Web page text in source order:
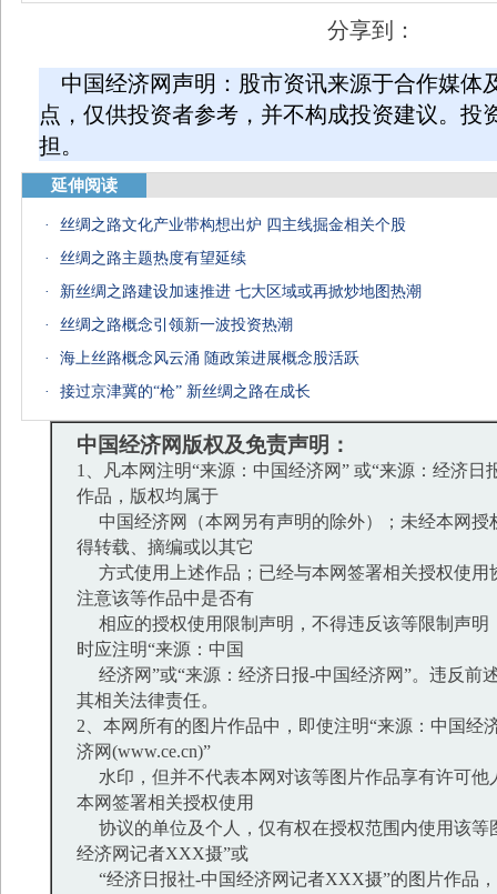
分享到：
中国经济网声明：股市资讯来源于合作媒体
点，仅供投资者参考，并不构成投资建议。投
担。
延伸阅读
·
丝绸之路文化产业带构想出炉 四主线掘金相关个股
·
丝绸之路主题热度有望延续
·
新丝绸之路建设加速推进 七大区域或再掀炒地图热潮
·
丝绸之路概念引领新一波投资热潮
·
海上丝路概念风云涌 随政策进展概念股活跃
·
接过京津冀的“枪” 新丝绸之路在成长
中国经济网版权及免责声明：
1、凡本网注明“来源：中国经济网” 或“来源：经济日
作品，版权均属于
中国经济网（本网另有声明的除外）；未经本网授
得转载、摘编或以其它
方式使用上述作品；已经与本网签署相关授权使用
注意该等作品中是否有
相应的授权使用限制声明，不得违反该等限制声明
时应注明“来源：中国
经济网”或“来源：经济日报-中国经济网”。违反前
其相关法律责任。
2、本网所有的图片作品中，即使注明“来源：中国经
济网(www.ce.cn)”
水印，但并不代表本网对该等图片作品享有许可他
本网签署相关授权使用
协议的单位及个人，仅有权在授权范围内使用该等
经济网记者XXX摄”或
“经济日报社-中国经济网记者XXX摄”的图片作品